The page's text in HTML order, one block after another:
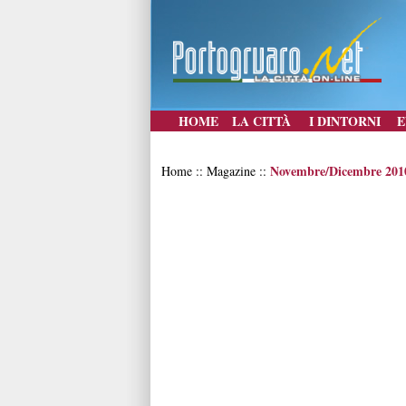
HOME LA CITTÀ I DINTORNI
Home :: Magazine :: Novembre/Dicembre